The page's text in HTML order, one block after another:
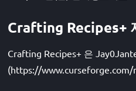
Crafting Recipes+
Crafting Recipes+ 은
(https://www.curseforge.com/